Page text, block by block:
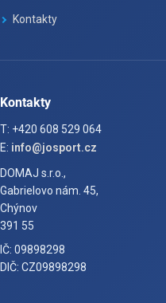
Kontakty
Kontakty
T: +420 608 529 064
E: info@josport.cz
DOMAJ s.r.o.,
Gabrielovo nám. 45,
Chýnov
391 55
IČ: 09898298
DIČ: CZ09898298